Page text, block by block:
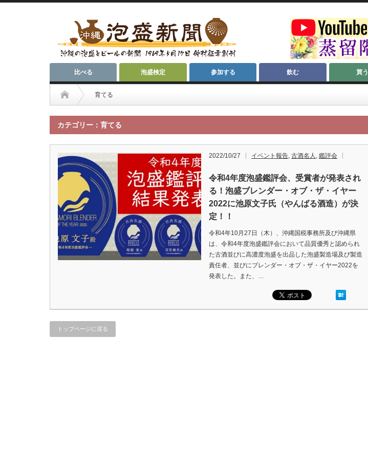
比べる 泡盛検定 参加する 飲む 買う
育てる
カテゴリー：育てる
2022/10/27 イベント報告, 古酒名人 , 鑑評会
令和4年度泡盛鑑評会、受賞者が発表され
る！泡盛ブレンダー・オブ・ザ・イヤー
2022に池原文子氏（やんばる酒造）が決
定！！
令和4年10月27日（木）、沖縄国税事務所及び沖縄県
は、令和4年度泡盛鑑評会において品質優秀と認められ
た古酒並びに高濃度泡盛を出品した泡盛製造場及び製造
責任者、並びにブレンダー・オブ・ザ・イヤー2022を
発表した。また、…
トップページに戻る